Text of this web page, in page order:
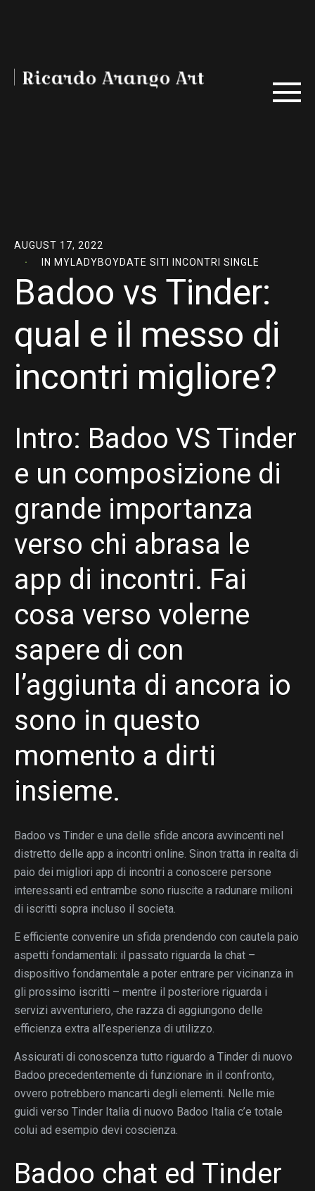
AUGUST 17, 2022
IN MYLADYBOYDATE SITI INCONTRI SINGLE
Badoo vs Tinder:
qual e il messo di
incontri migliore?
Intro: Badoo VS Tinder
e un composizione di
grande importanza
verso chi abrasa le
app di incontri. Fai
cosa verso volerne
sapere di con
l’aggiunta di ancora io
sono in questo
momento a dirti
insieme.
Badoo vs Tinder e una delle sfide ancora avvincenti nel
distretto delle app a incontri online. Sinon tratta in realta di
paio dei migliori app di incontri a conoscere persone
interessanti ed entrambe sono riuscite a radunare milioni
di iscritti sopra incluso il societa.
E efficiente convenire un sfida prendendo con cautela paio
aspetti fondamentali: il passato riguarda la chat –
dispositivo fondamentale a poter entrare per vicinanza in
gli prossimo iscritti – mentre il posteriore riguarda i
servizi avventuriero, che razza di aggiungono delle
efficienza extra all’esperienza di utilizzo.
Assicurati di conoscenza tutto riguardo a Tinder di nuovo
Badoo precedentemente di funzionare in il confronto,
ovvero potrebbero mancarti degli elementi. Nelle mie
guidi verso Tinder Italia di nuovo Badoo Italia c’e totale
colui ad esempio devi coscienza.
Badoo chat ed Tinder